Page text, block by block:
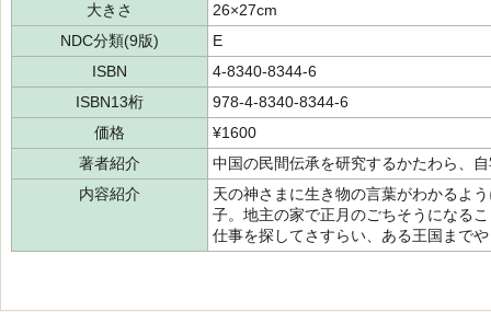
大きさ
26×27cm
NDC分類(9版)
E
ISBN
4-8340-8344-6
ISBN13桁
978-4-8340-8344-6
価格
¥1600
著者紹介
中国の民間伝承を研究するかたわら、
内容紹介
天の神さまに生き物の言葉がわかるよ
子。地主の家で正月のごちそうになる
仕事を探してさすらい、ある王国まで